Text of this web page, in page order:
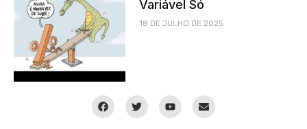
Variável Só
18 DE JULHO DE 2025